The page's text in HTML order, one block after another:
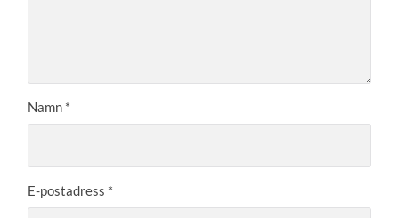
Namn *
E-postadress *